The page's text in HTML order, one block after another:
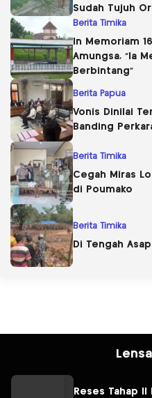
Sudah Tujuh
Berita Timika
In Memoriam
Amungsa, “Ia
Berbintang”
Berita Papua
Vonis Dinilai
Banding
Berita Timika
Cegah Miras
di Poumako
Berita Timika
Di Tengah
Reses Tahap II